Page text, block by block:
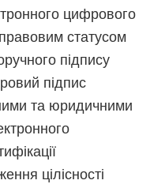
цифрового
статусом
підпису
підпис
та юридичними
цілісності